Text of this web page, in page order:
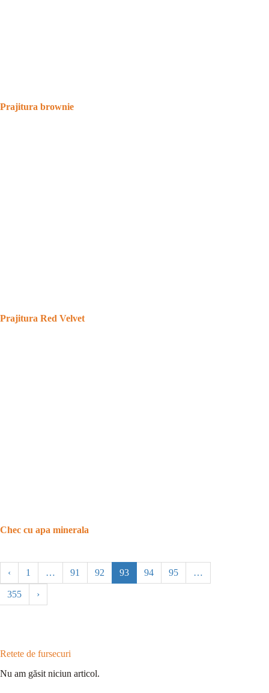
Prajitura brownie
Prajitura Red Velvet
Chec cu apa minerala
‹ 1 … 91 92 93 94 95 …
355 ›
Retete de fursecuri
Nu am găsit niciun articol.